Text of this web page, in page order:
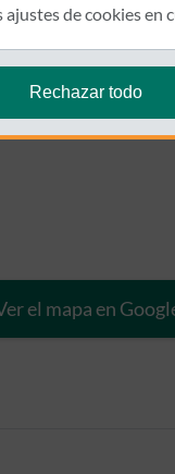
el mapa en
de cookies en
Rechazar todo